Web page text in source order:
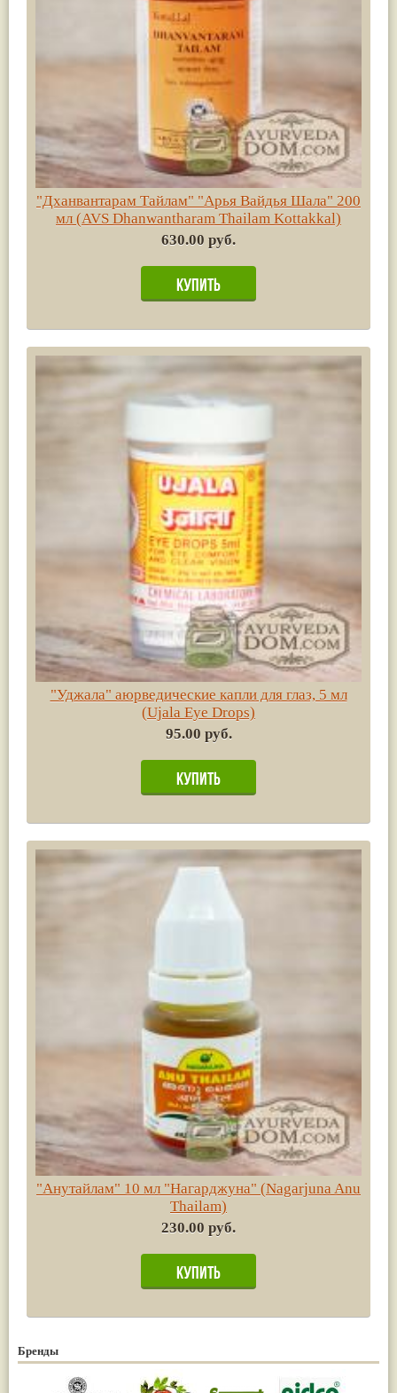
"Дханвантарам Тайлам" "Арья Вайдья Шала" 200
мл (AVS Dhanwantharam Thailam Kottakkal)
630.00 руб.
"Уджала" аюрведические капли для глаз, 5 мл
(Ujala Eye Drops)
95.00 руб.
"Анутайлам" 10 мл "Нагарджуна" (Nagarjuna Anu
Thailam)
230.00 руб.
Бренды